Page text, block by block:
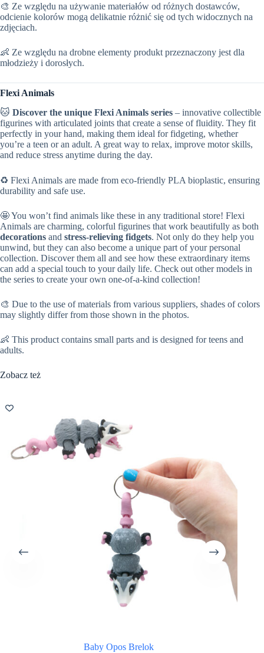
🎨 Ze względu na używanie materiałów od różnych dostawców,
odcienie kolorów mogą delikatnie różnić się od tych widocznych na
zdjęciach.
👶 Ze względu na drobne elementy produkt przeznaczony jest dla
młodzieży i dorosłych.
Flexi Animals
🐱 Discover the unique Flexi Animals series – innovative collectible
figurines with articulated joints that create a sense of fluidity. They fit
perfectly in your hand, making them ideal for fidgeting, whether
you’re a teen or an adult. A great way to relax, improve motor skills,
and reduce stress anytime during the day.
♻️ Flexi Animals are made from eco-friendly PLA bioplastic, ensuring
durability and safe use.
🤩 You won’t find animals like these in any traditional store! Flexi
Animals are charming, colorful figurines that work beautifully as both
decorations and stress-relieving fidgets. Not only do they help you
unwind, but they can also become a unique part of your personal
collection. Discover them all and see how these extraordinary items
can add a special touch to your daily life. Check out other models in
the series to create your own one-of-a-kind collection!
🎨 Due to the use of materials from various suppliers, shades of colors
may slightly differ from those shown in the photos.
👶 This product contains small parts and is designed for teens and
adults.
Zobacz też
Baby Opos Brelok